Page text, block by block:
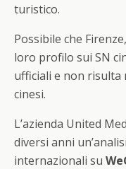
turistico.
Possibile che
loro profilo sui SN
ufficiali e non risulta
cinesi.
L’azienda United
diversi anni
internazionali su